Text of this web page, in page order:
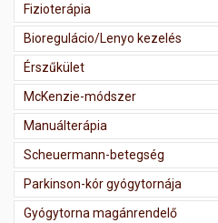
Fizioterápia
Bioregulácio/Lenyo kezelés
Érszűkület
McKenzie-módszer
Manuálterápia
Scheuermann-betegség
Parkinson-kór gyógytornája
Gyógytorna magánrendelő